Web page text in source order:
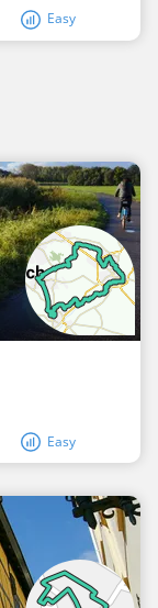
Easy
Easy